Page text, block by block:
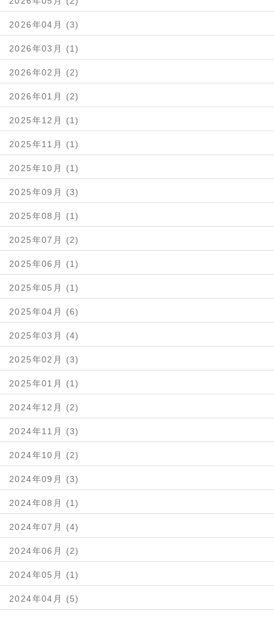
2026年04月 (3)
2026年03月 (1)
2026年02月 (2)
2026年01月 (2)
2025年12月 (1)
2025年11月 (1)
2025年10月 (1)
2025年09月 (3)
2025年08月 (1)
2025年07月 (2)
2025年06月 (1)
2025年05月 (1)
2025年04月 (6)
2025年03月 (4)
2025年02月 (3)
2025年01月 (1)
2024年12月 (2)
2024年11月 (3)
2024年10月 (2)
2024年09月 (3)
2024年08月 (1)
2024年07月 (4)
2024年06月 (2)
2024年05月 (1)
2024年04月 (5)